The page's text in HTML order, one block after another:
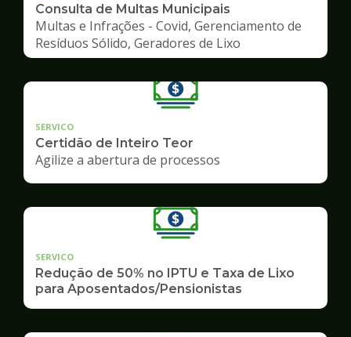
Consulta de Multas Municipais
Multas e Infrações - Covid, Gerenciamento de
Resíduos Sólido, Geradores de Lixo
SERVICO
Certidão de Inteiro Teor
Agilize a abertura de processos
SERVICO
Redução de 50% no IPTU e Taxa de Lixo
para Aposentados/Pensionistas